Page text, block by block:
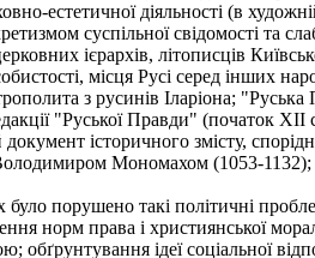
естетичної діяльності (в
суспільної свідомості та
ієрархів, літописців
місця Русі серед інших
з русинів Іларіона;
"Руської Правди" (початок
історичного змісту,
Мономахом (1053-1132);
порушено такі політичні
норм права і християнської
обґрунтування ідеї соціальної